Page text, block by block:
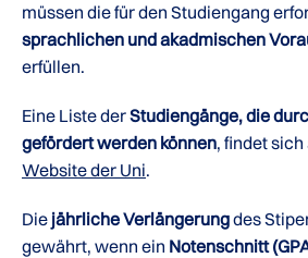
müssen die für den Studiengang
sprachlichen und akadmischen
erfüllen.
Eine Liste derStudiengänge, die
gefördert werden können, findet sich
Website der Uni.
Die jährliche Verlängerungdes
gewährt, wenn ein Notenschnitt